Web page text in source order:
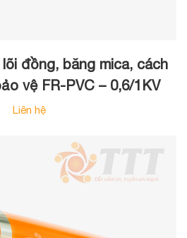
đồng, băng mica, cách
vệ FR-PVC – 0,6/1KV
Liên hệ